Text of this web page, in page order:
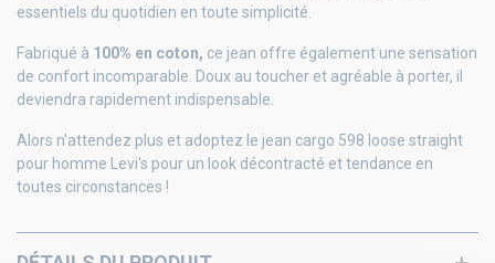
essentiels du quotidien en toute simplicité.
Fabriqué à 100% en coton, ce jean offre également une sensation
de confort incomparable. Doux au toucher et agréable à porter, il
deviendra rapidement indispensable.
Alors n'attendez plus et adoptez le jean cargo 598 loose straight
pour homme Levi's pour un look décontracté et tendance en
toutes circonstances !